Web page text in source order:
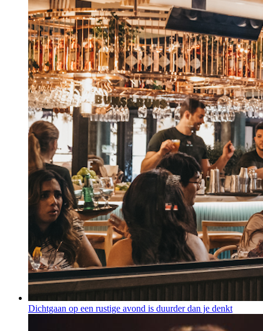
Dichtgaan op een rustige avond is duurder dan je denkt